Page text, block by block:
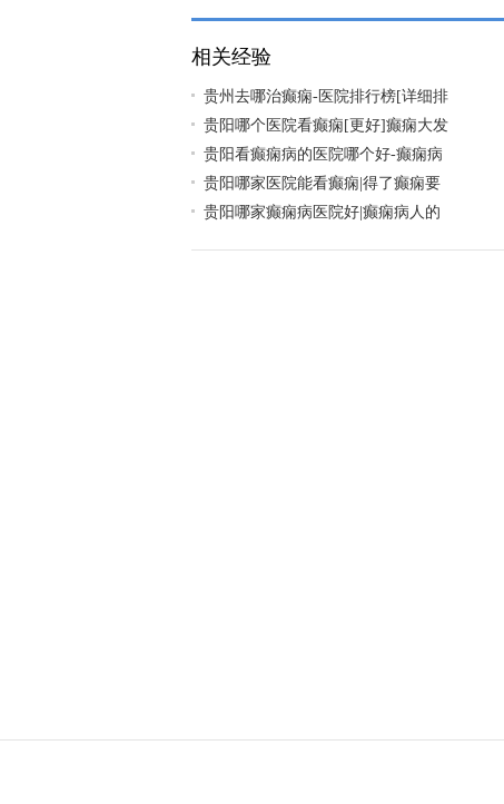
相关经验
贵州去哪治癫痫-医院排行榜[详细排
贵阳哪个医院看癫痫[更好]癫痫大发
贵阳看癫痫病的医院哪个好-癫痫病
贵阳哪家医院能看癫痫|得了癫痫要
贵阳哪家癫痫病医院好|癫痫病人的